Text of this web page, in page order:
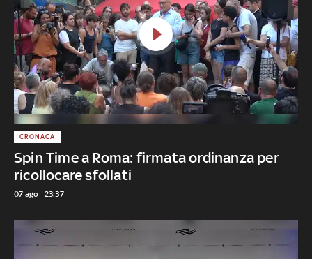
Spin Time a Roma: firmata ordinanza per
ricollocare sfollati
CRONACA
07 ago - 23:37